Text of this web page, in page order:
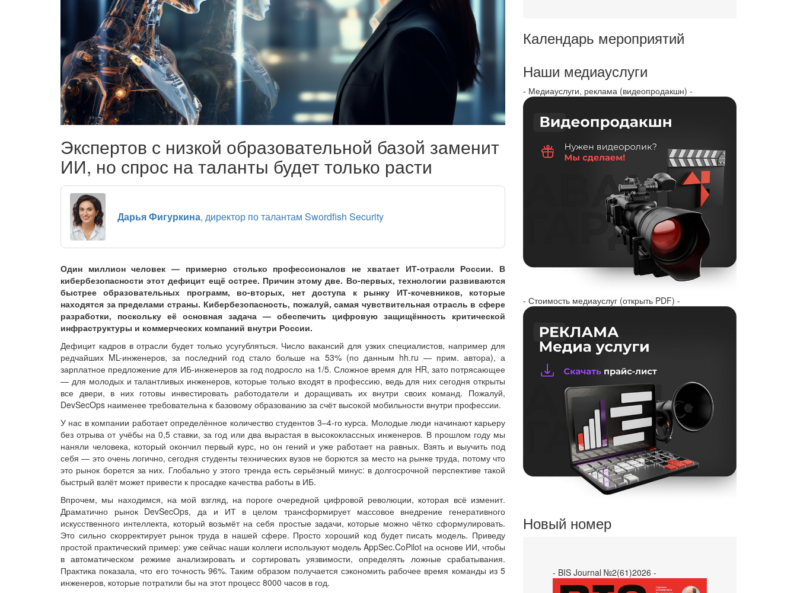
Экспертов с низкой образовательной базой заменит
ИИ, но спрос на таланты будет только расти
Дарья Фигуркина, директор по талантам Swordfish Security
Один миллион человек — примерно столько профессионалов не хватает ИТ-отрасли России. В
кибербезопасности этот дефицит ещё острее. Причин этому две. Во-первых, технологии развиваются
быстрее образовательных программ, во-вторых, нет доступа к рынку ИТ-кочевников, которые
находятся за пределами страны. Кибербезопасность, пожалуй, самая чувствительная отрасль в сфере
разработки, поскольку её основная задача — обеспечить цифровую защищённость критической
инфраструктуры и коммерческих компаний внутри России.
Дефицит кадров в отрасли будет только усугубляться. Число вакансий для узких специалистов, например для
редчайших ML-инженеров, за последний год стало больше на 53% (по данным hh.ru — прим. автора), а
зарплатное предложение для ИБ-инженеров за год подросло на 1/5. Сложное время для HR, зато потрясающее
— для молодых и талантливых инженеров, которые только входят в профессию, ведь для них сегодня открыты
все двери, в них готовы инвестировать работодатели и доращивать их внутри своих команд. Пожалуй,
DevSecOps наименее требовательна к базовому образованию за счёт высокой мобильности внутри профессии.
У нас в компании работает определённое количество студентов 3–4-го курса. Молодые люди начинают карьеру
без отрыва от учёбы на 0,5 ставки, за год или два вырастая в высококлассных инженеров. В прошлом году мы
наняли человека, который окончил первый курс, но он гений и уже работает на равных. Взять и выучить под
себя — это очень логично, сегодня студенты технических вузов не борются за место на рынке труда, потому что
это рынок борется за них. Глобально у этого тренда есть серьёзный минус: в долгосрочной перспективе такой
быстрый взлёт может привести к просадке качества работы в ИБ.
Впрочем, мы находимся, на мой взгляд, на пороге очередной цифровой революции, которая всё изменит.
Драматично рынок DevSecOps, да и ИТ в целом трансформирует массовое внедрение генеративного
искусственного интеллекта, который возьмёт на себя простые задачи, которые можно чётко сформулировать.
Это сильно скорректирует рынок труда в нашей сфере. Просто хороший код будет писать модель. Приведу
простой практический пример: уже сейчас наши коллеги используют модель AppSec.CoPilot на основе ИИ, чтобы
в автоматическом режиме анализировать и сортировать уязвимости, определять ложные срабатывания.
Практика показала, что его точность 96%. Таким образом получается сэкономить рабочее время команды из 5
инженеров, которые потратили бы на этот процесс 8000 часов в год.
Календарь мероприятий
Наши медиауслуги
- Медиауслуги, реклама (видеопродакшн) -
- Стоимость медиауслуг (открыть PDF) -
Новый номер
- BIS Journal №2(61)2026 -